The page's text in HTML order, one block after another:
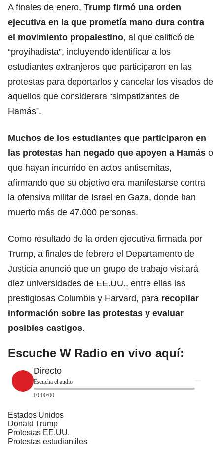
A finales de enero, Trump firmó una orden
ejecutiva en la que prometía mano dura contra
el movimiento propalestino, al que calificó de
“proyihadista”, incluyendo identificar a los
estudiantes extranjeros que participaron en las
protestas para deportarlos y cancelar los visados de
aquellos que considerara “simpatizantes de
Hamás”.
Muchos de los estudiantes que participaron en
las protestas han negado que apoyen a Hamás o
que hayan incurrido en actos antisemitas,
afirmando que su objetivo era manifestarse contra
la ofensiva militar de Israel en Gaza, donde han
muerto más de 47.000 personas.
Como resultado de la orden ejecutiva firmada por
Trump, a finales de febrero el Departamento de
Justicia anunció que un grupo de trabajo visitará
diez universidades de EE.UU., entre ellas las
prestigiosas Columbia y Harvard, para recopilar
información sobre las protestas y evaluar
posibles castigos.
Escuche W Radio en vivo aquí:
Directo
Escucha el audio
00:00:00
Estados Unidos
Donald Trump
Protestas EE.UU.
Protestas estudiantiles